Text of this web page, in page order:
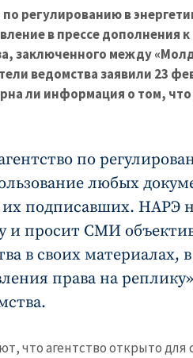
регулированию в
в прессе дополнения к
заключенного между
ведомства заявили 23
ли информация о том,
по
любых
их подписавших. НАРЭ
и просит СМИ
в своих материалах,
права на
что агентство открыто для